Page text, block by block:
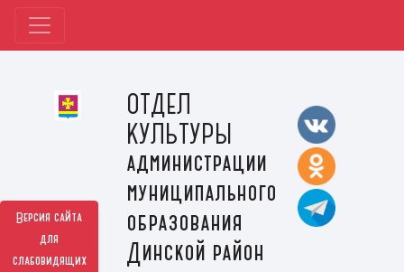
Версия сайта
для
слабовидящих
ОТДЕЛ
КУЛЬТУРЫ
администрации
муниципального
образования
Динской район